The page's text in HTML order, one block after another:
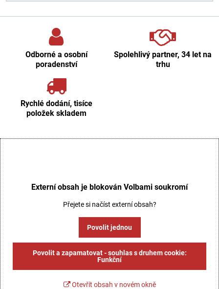
Odborné a osobní
poradenství
Spolehlivý partner, 34 let na
trhu
Rychlé dodání, tisíce
položek skladem
Externí obsah je blokován Volbami soukromí
Přejete si načíst externí obsah?
Povolit jednou
Povolit a zapamatovat - souhlas s druhem cookie:
Funkční
Otevřít obsah v novém okně